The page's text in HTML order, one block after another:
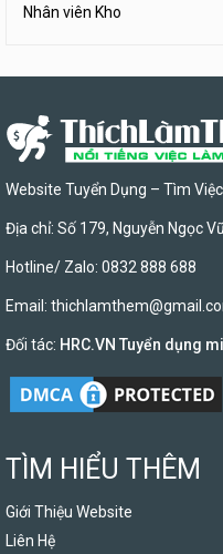
Nhân viên Kho
Website Tuyển Dụng – Tìm
Địa chỉ: Số 179, Nguyễn Ngọc
Hotline/ Zalo: 0832 888 688
Email:
Đối tác: HRC.VN Tuyển dụng
TÌM HIỂU THÊM
Giới Thiệu Website
Liên Hệ